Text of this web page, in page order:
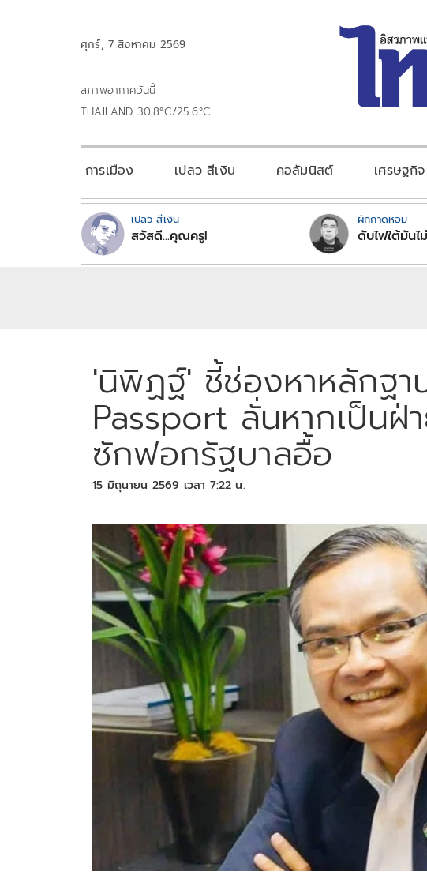
ศุกร์, 7 สิงหาคม 2569
สภาพอากาศวันนี้
THAILAND 30.8°C/25.6°C
การเมือง เปลว สีเงิน คอลัมนิสต์ เศรษฐกิจ
เปลว สีเงิน
สวัสดี...คุณครู!
ผักกาดหอม
ดับไฟใต้มันไ
'นิพิฏฐ์' ชี้ช่องหาหลักฐ
Passport ลั่นหากเป็นฝ่
ซักฟอกรัฐบาลอื้อ
15 มิถุนายน 2569 เวลา 7:22 น.